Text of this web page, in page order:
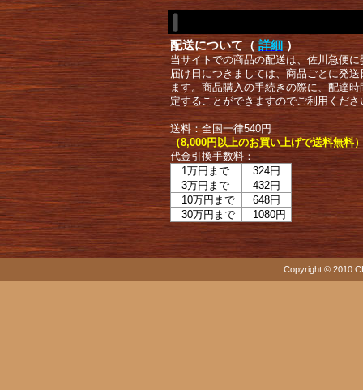
配送について（ 詳細 ）
当サイトでの商品の配送は、佐川急便
届け日につきましては、商品ごとに発
ます。商品購入の手続きの際に、配達
定することができますのでご利用くださ
送料：全国一律540円
（8,000円以上のお買い上げで送料無料
代金引換手数料：
1万円まで
324円
3万円まで
432円
10万円まで
648円
30万円まで
1080円
Copyright © 2010